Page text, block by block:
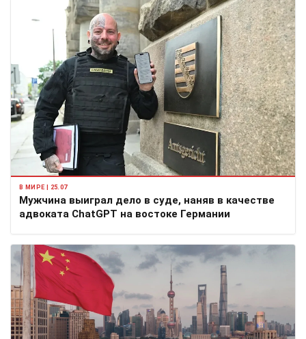
В МИРЕ | 25.07
Мужчина выиграл дело в суде, наняв в качестве
адвоката ChatGPT на востоке Германии